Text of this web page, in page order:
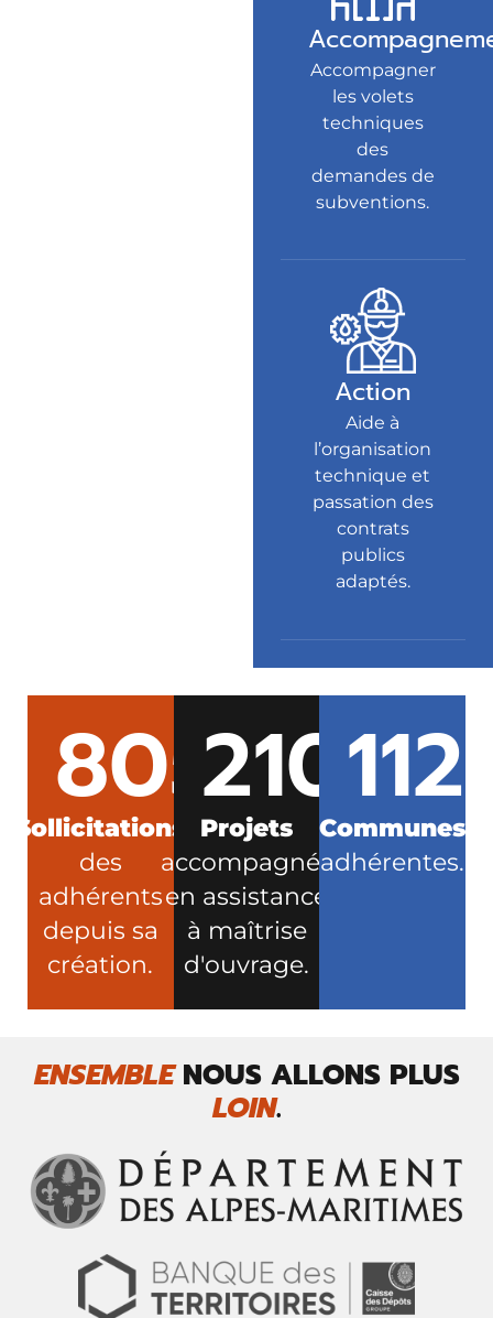
Accompagner
les volets
techniques
des
demandes de
subventions.
Action
Aide à
l’organisation
technique et
passation des
contrats
publics
adaptés.
Sollicitations
des
adhérents
depuis sa
création.
805Projets
accompagnés
en assistance
à maîtrise
d'ouvrage.
211Communes
adhérentes.
113
ENSEMBLENOUS ALLONS PLUS
LOIN.